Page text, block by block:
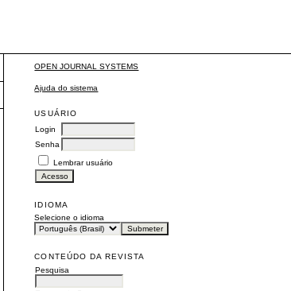
OPEN JOURNAL SYSTEMS
Ajuda do sistema
USUÁRIO
Login
Senha
Lembrar usuário
IDIOMA
Selecione o idioma
CONTEÚDO DA REVISTA
Pesquisa